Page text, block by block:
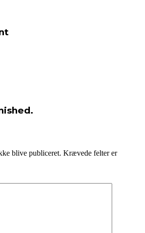
blive publiceret. Krævede felter er